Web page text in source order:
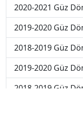
2020-2021 Güz
2019-2020 Güz
2018-2019 Güz
2019-2020 Güz
2018-2019 Güz